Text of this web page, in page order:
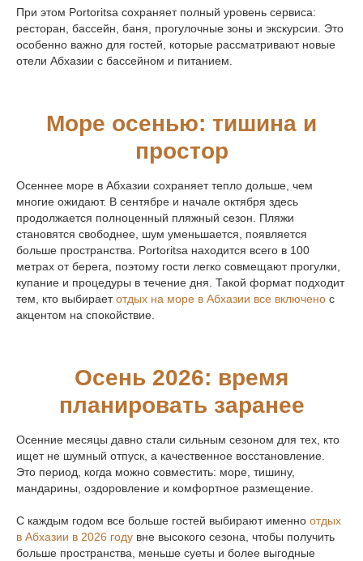
При этом Portoritsa сохраняет полный уровень сервиса:
ресторан, бассейн, баня, прогулочные зоны и экскурсии. Это
особенно важно для гостей, которые рассматривают новые
отели Абхазии с бассейном и питанием.
Море осенью: тишина и
простор
Осеннее море в Абхазии сохраняет тепло дольше, чем
многие ожидают. В сентябре и начале октября здесь
продолжается полноценный пляжный сезон. Пляжи
становятся свободнее, шум уменьшается, появляется
больше пространства. Portoritsa находится всего в 100
метрах от берега, поэтому гости легко совмещают прогулки,
купание и процедуры в течение дня. Такой формат подходит
тем, кто выбираетотдых на море в Абхазии все включено с
акцентом на спокойствие.
Осень 2026: время
планировать заранее
Осенние месяцы давно стали сильным сезоном для тех, кто
ищет не шумный отпуск, а качественное восстановление.
Это период, когда можно совместить: море, тишину,
мандарины, оздоровление и комфортное размещение.
С каждым годом все больше гостей выбирают именно отдых
в Абхазии в 2026 году вне высокого сезона, чтобы получить
больше пространства, меньше суеты и более выгодные
ПЕРСОНАЛЬНЫХ ДАННЫХ
СОГЛАСИЕ НА ОБРАБОТКУ
ПЕРСОНАЛЬНЫХ ДАННЫХ
ДОГОВОР ОФЕРТЫ
ВЫПИСКА
телефон
8-800-600-49-57
РАЗРАБОТКА САЙТА
ПОКАЗАТЬ НА КАРТЕ